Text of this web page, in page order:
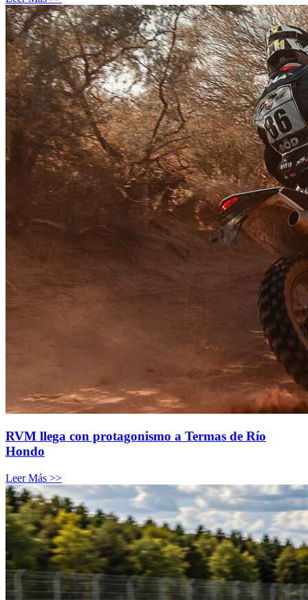
RVM llega con protagonismo a Termas de Río
Hondo
Leer Más >>